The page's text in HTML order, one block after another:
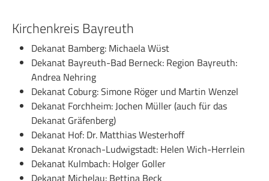
Kirchenkreis Bayreuth
Dekanat Bamberg: Michaela Wüst
Dekanat Bayreuth-Bad Berneck: Region Bayreuth:
Andrea Nehring
Dekanat Coburg: Simone Röger und Martin Wenzel
Dekanat Forchheim: Jochen Müller (auch für das
Dekanat Gräfenberg)
Dekanat Hof: Dr. Matthias Westerhoff
Dekanat Kronach-Ludwigstadt: Helen Wich-Herrlein
Dekanat Kulmbach: Holger Goller
Dekanat Michelau: Bettina Beck